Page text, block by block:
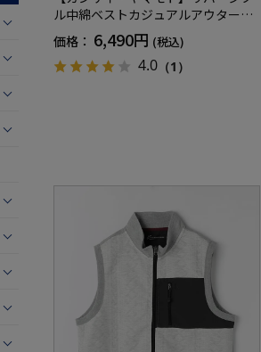
ル中綿ベストカジュアルアウター無
地秋冬
価格： 6,490円 (税込)
4.0 （1）